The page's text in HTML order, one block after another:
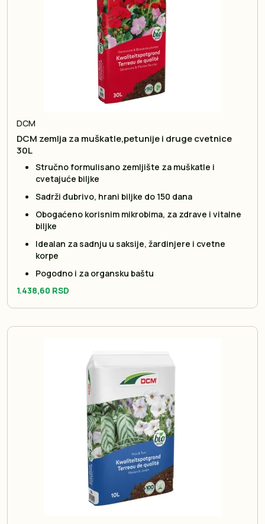
DCM
DCM zemlja za muškatle,petunije i druge cvetnice
30L
Stručno formulisano zemljište za muškatle i
cvetajuće biljke
Sadrži đubrivo, hrani biljke do 150 dana
Obogaćeno korisnim mikrobima, za zdrave i vitalne
biljke
Idealan za sadnju u saksije, žardinjere i cvetne
korpe
Pogodno i za organsku baštu
1.438,60 RSD